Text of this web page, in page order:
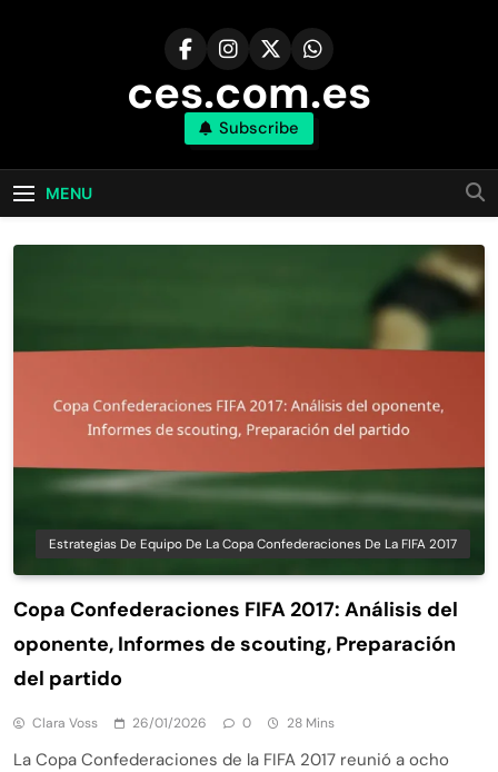
ces.com.es
Subscribe
MENU
Estrategias De Equipo De La Copa Confederaciones De La FIFA 2017
Copa Confederaciones FIFA 2017: Análisis del
oponente, Informes de scouting, Preparación
del partido
Clara Voss 26/01/2026 0 28 Mins
La Copa Confederaciones de la FIFA 2017 reunió a ocho